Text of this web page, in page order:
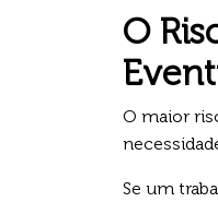
O
O maior
Se um